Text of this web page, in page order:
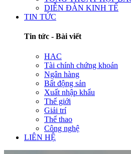
DIỄN ĐÀN KINH TẾ
TIN TỨC
Tin tức - Bài viết
HAC
Tài chính chứng khoán
Ngân hàng
Bất động sản
Xuất nhập khẩu
Thế giới
Giải trí
Thể thao
Công nghệ
LIÊN HỆ